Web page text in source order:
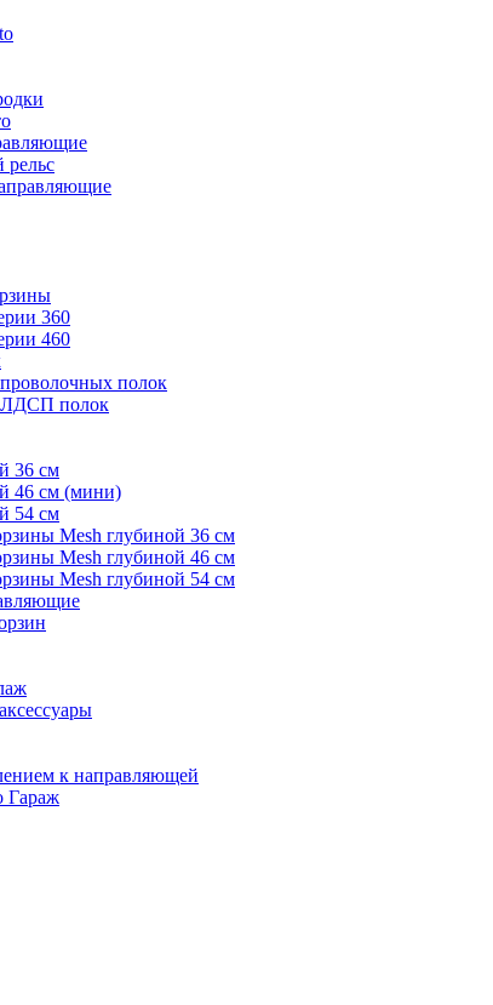
360
460
полок
полок
36 см
46 см (мини)
54 см
Mesh глубиной 36 см
Mesh глубиной 46 см
Mesh глубиной 54 см
к направляющей
Гараж